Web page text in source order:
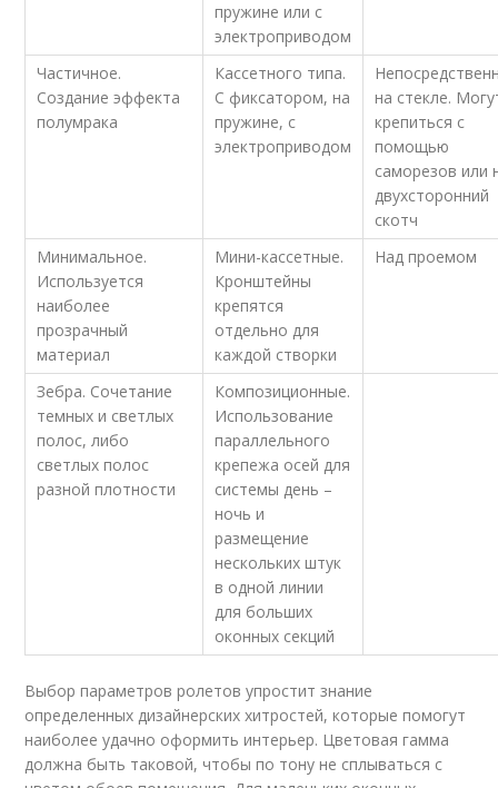
пружине или с
электроприводом
Частичное.
Создание эффекта
полумрака
Кассетного типа.
С фиксатором, на
пружине, с
электроприводом
на стекле.
крепиться с
помощью
саморезов или
двухсторонний
скотч
Минимальное.
Используется
наиболее
прозрачный
материал
Мини-кассетные.
Кронштейны
крепятся
отдельно для
каждой створки
Над проемом
Зебра. Сочетание
темных и светлых
полос, либо
светлых полос
разной плотности
Композиционные.
Использование
параллельного
крепежа осей для
системы день –
ночь и
размещение
нескольких штук
в одной линии
для больших
оконных секций
Выбор параметров ролетов упростит знание
определенных дизайнерских хитростей, которые помогут
наиболее удачно оформить интерьер. Цветовая гамма
должна быть таковой, чтобы по тону не сплываться с